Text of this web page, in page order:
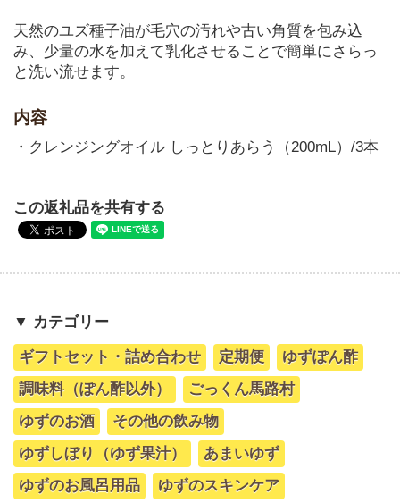
天然のユズ種子油が毛穴の汚れや古い角質を包み込
み、少量の水を加えて乳化させることで簡単にさらっ
と洗い流せます。
内容
・クレンジングオイル しっとりあらう（200mL）/3本
この返礼品を共有する
▼ カテゴリー
ギフトセット・詰め合わせ 定期便
ゆずぽん酢
調味料（ぽん酢以外）
ごっくん馬路村
ゆずのお酒
その他の飲み物
ゆずしぼり（ゆず果汁）
あまいゆず
ゆずのお風呂用品
ゆずのスキンケア